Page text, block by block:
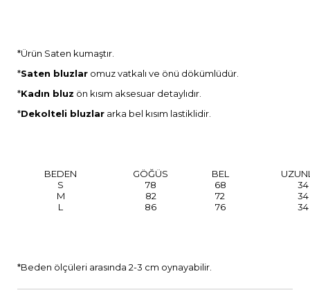
*Ürün Saten kumaştır.
*Saten bluzlar omuz vatkalı ve önü dökümlüdür.
*Kadın bluz ön kısım aksesuar detaylıdır.
*Dekolteli bluzlar arka bel kısım lastiklidir.
BEDEN GÖĞÜS BEL
S
78 68
34
M
82 72
34
L
86 76 34
*Beden ölçüleri arasında 2-3 cm oynayabilir.